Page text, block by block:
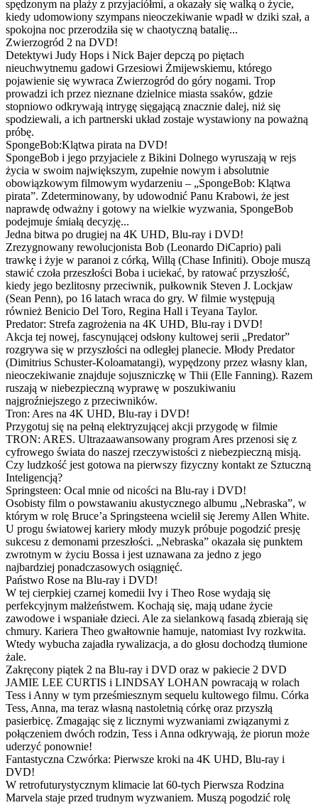
spędzonym na plaży z przyjaciółmi, a okazały się walką o życie,
kiedy udomowiony szympans nieoczekiwanie wpadł w dziki szał, a
spokojna noc przerodziła się w chaotyczną batalię...
Zwierzogród 2 na DVD!
Detektywi Judy Hops i Nick Bajer depczą po piętach
nieuchwytnemu gadowi Grzesiowi Żmijewskiemu, którego
pojawienie się wywraca Zwierzogród do góry nogami. Trop
prowadzi ich przez nieznane dzielnice miasta ssaków, gdzie
stopniowo odkrywają intrygę sięgającą znacznie dalej, niż się
spodziewali, a ich partnerski układ zostaje wystawiony na poważną
próbę.
SpongeBob:Klątwa pirata na DVD!
SpongeBob i jego przyjaciele z Bikini Dolnego wyruszają w rejs
życia w swoim największym, zupełnie nowym i absolutnie
obowiązkowym filmowym wydarzeniu – „SpongeBob: Klątwa
pirata”. Zdeterminowany, by udowodnić Panu Krabowi, że jest
naprawdę odważny i gotowy na wielkie wyzwania, SpongeBob
podejmuje śmiałą decyzję...
Jedna bitwa po drugiej na 4K UHD, Blu-ray i DVD!
Zrezygnowany rewolucjonista Bob (Leonardo DiCaprio) pali
trawkę i żyje w paranoi z córką, Willą (Chase Infiniti). Oboje muszą
stawić czoła przeszłości Boba i uciekać, by ratować przyszłość,
kiedy jego bezlitosny przeciwnik, pułkownik Steven J. Lockjaw
(Sean Penn), po 16 latach wraca do gry. W filmie występują
również Benicio Del Toro, Regina Hall i Teyana Taylor.
Predator: Strefa zagrożenia na 4K UHD, Blu-ray i DVD!
Akcja tej nowej, fascynującej odsłony kultowej serii „Predator”
rozgrywa się w przyszłości na odległej planecie. Młody Predator
(Dimitrius Schuster-Koloamatangi), wypędzony przez własny klan,
nieoczekiwanie znajduje sojuszniczkę w Thii (Elle Fanning). Razem
ruszają w niebezpieczną wyprawę w poszukiwaniu
najgroźniejszego z przeciwników.
Tron: Ares na 4K UHD, Blu-ray i DVD!
Przygotuj się na pełną elektryzującej akcji przygodę w filmie
TRON: ARES. Ultrazaawansowany program Ares przenosi się z
cyfrowego świata do naszej rzeczywistości z niebezpieczną misją.
Czy ludzkość jest gotowa na pierwszy fizyczny kontakt ze Sztuczną
Inteligencją?
Springsteen: Ocal mnie od nicości na Blu-ray i DVD!
Osobisty film o powstawaniu akustycznego albumu „Nebraska”, w
którym w rolę Bruce’a Springsteena wcielił się Jeremy Allen White.
U progu światowej kariery młody muzyk próbuje pogodzić presję
sukcesu z demonami przeszłości. „Nebraska” okazała się punktem
zwrotnym w życiu Bossa i jest uznawana za jedno z jego
najbardziej ponadczasowych osiągnięć.
Państwo Rose na Blu-ray i DVD!
W tej cierpkiej czarnej komedii Ivy i Theo Rose wydają się
perfekcyjnym małżeństwem. Kochają się, mają udane życie
zawodowe i wspaniałe dzieci. Ale za sielankową fasadą zbierają się
chmury. Kariera Theo gwałtownie hamuje, natomiast Ivy rozkwita.
Wtedy wybucha zajadła rywalizacja, a do głosu dochodzą tłumione
żale.
Zakręcony piątek 2 na Blu-ray i DVD oraz w pakiecie 2 DVD
JAMIE LEE CURTIS i LINDSAY LOHAN powracają w rolach
Tess i Anny w tym prześmiesznym sequelu kultowego filmu. Córka
Tess, Anna, ma teraz własną nastoletnią córkę oraz przyszłą
pasierbicę. Zmagając się z licznymi wyzwaniami związanymi z
połączeniem dwóch rodzin, Tess i Anna odkrywają, że piorun może
uderzyć ponownie!
Fantastyczna Czwórka: Pierwsze kroki na 4K UHD, Blu-ray i
DVD!
W retrofuturystycznym klimacie lat 60-tych Pierwsza Rodzina
Marvela staje przed trudnym wyzwaniem. Muszą pogodzić rolę